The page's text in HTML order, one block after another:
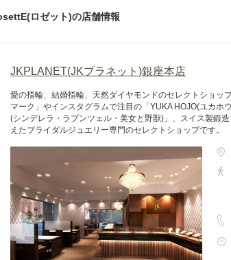
ロゼット)の店舗情報
JKPLANET(JKプラネット)銀座本店
愛の指輪、結婚指輪、天然ダイヤモンドのセレクトショッ
マーク」やインスタグラムで注目の「YUKA HOJO(ユカ
(シンデレラ・ラプンツェル・美女と野獣)」、スイス製鍛
えたブライダルジュエリー専門のセレクトショップです。